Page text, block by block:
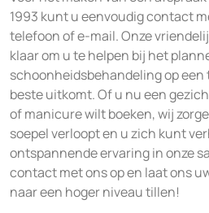
1993 kunt u eenvoudig contact
telefoon of e-mail. Onze
klaar om u te helpen bij het
schoonheidsbehandeling op
beste uitkomt. Of u nu een
of manicure wilt boeken, wij
soepel verloopt en u zich kunt
ontspannende ervaring in onze
contact met ons op en laat ons
naar een hoger niveau tillen!